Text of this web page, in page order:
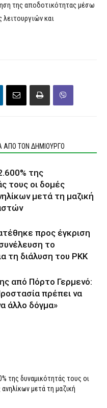
της αποδοτικότητας μέσω
και
ΑΠΟ ΤΟΝ ΔΗΜΙΟΥΡΓΟ
της
τους οι δομές
μετά τη μαζική
προς έγκριση
το
τη διάλυση του PKK
από Πόρτο Γερμενό:
πρέπει να
άλλο δόγμα»
της δυναμικότητάς τους οι
μετά τη μαζική